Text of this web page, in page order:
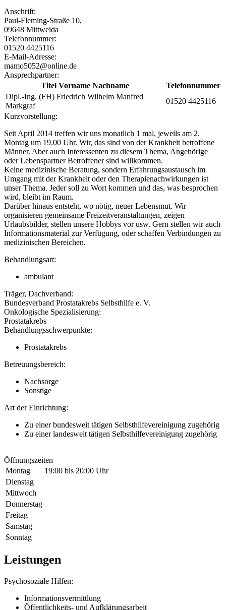
Anschrift:
Paul-Fleming-Straße 10,
09648 Mittweida
Telefonnummer:
01520 4425116
E-Mail-Adresse:
mamo5052@online.de
Ansprechpartner:
Titel Vorname Nachname
Telefonnummer
Dipl.-Ing. (FH) Friedrich Wilhelm Manfred
Markgraf
01520 4425116
Kurzvorstellung:
Seit April 2014 treffen wir uns monatlich 1 mal, jeweils am 2.
Montag um 19.00 Uhr. Wir, das sind von der Krankheit betroffene
Männer. Aber auch Interessenten zu diesem Thema, Angehörige
oder Lebenspartner Betroffener sind willkommen.
Keine medizinische Beratung, sondern Erfahrungsaustausch im
Umgang mit der Krankheit oder den Therapienachwirkungen ist
unser Thema. Jeder soll zu Wort kommen und das, was besprochen
wird, bleibt im Raum.
Darüber hinaus entsteht, wo nötig, neuer Lebensmut. Wir
organisieren gemeinsame Freizeitveranstaltungen, zeigen
Urlaubsbilder, stellen unsere Hobbys vor usw. Gern stellen wir auch
Informationsmaterial zur Verfügung, oder schaffen Verbindungen zu
medizinischen Bereichen.
Behandlungsart:
ambulant
Träger, Dachverband:
Bundesverband Prostatakrebs Selbsthilfe e. V.
Onkologische Spezialisierung:
Prostatakrebs
Behandlungsschwerpunkte:
Prostatakrebs
Betreuungsbereich:
Nachsorge
Sonstige
Art der Einrichtung:
Zu einer bundesweit tätigen Selbsthilfevereinigung zugehörig
Zu einer landesweit tätigen Selbsthilfevereinigung zugehörig
Öffnungszeiten
Montag
19:00 bis 20:00 Uhr
Dienstag
Mittwoch
Donnerstag
Freitag
Samstag
Sonntag
Leistungen
Psychosoziale Hilfen:
Informationsvermittlung
Öffentlichkeits- und Aufklärungsarbeit